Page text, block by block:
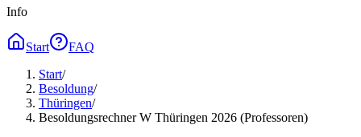
Info
Start
FAQ
Start/
Besoldung/
Thüringen/
Besoldungsrechner W Thüringen 2026 (Professoren)